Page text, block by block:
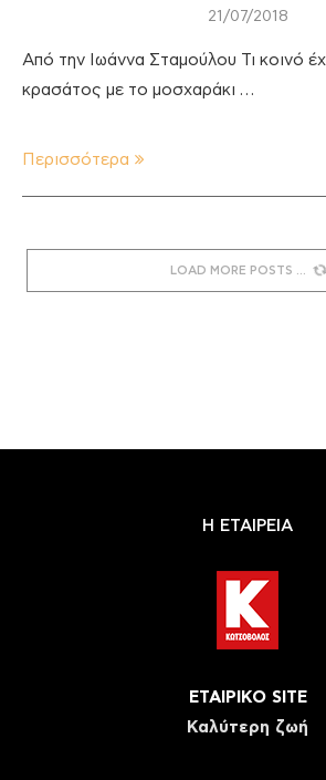
21/07/2018
Από την Ιωάννα Σταμούλου Τι κοινό
κρασάτος με το μοσχαράκι …
Περισσότερα
LOAD MORE POSTS
Η ΕΤΑΙΡΕΙΑ
ΕΤΑΙΡΙΚΟ SITE
Καλύτερη ζωή